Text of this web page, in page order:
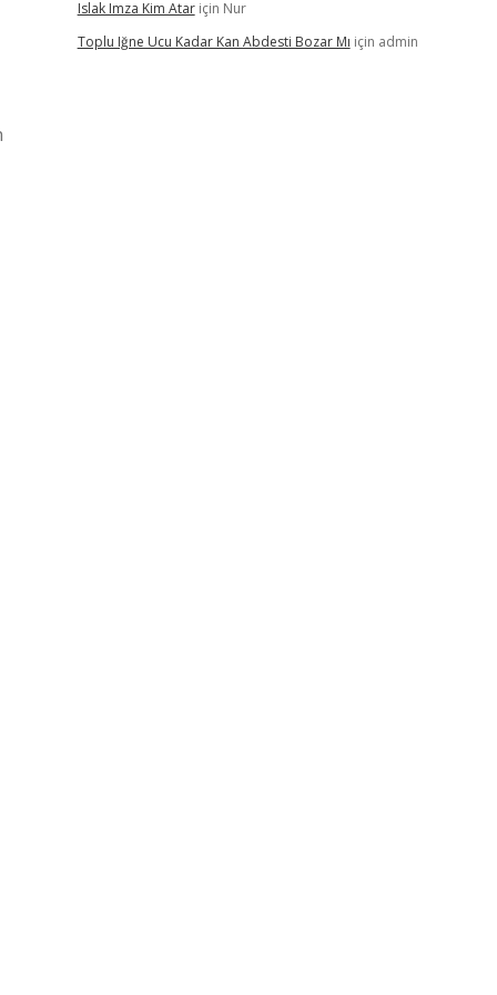
Islak Imza Kim Atariçin Nur
Toplu Iğne Ucu Kadar Kan Abdesti Bozar Mı için admin